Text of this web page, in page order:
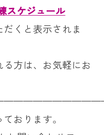
スケジュール
くと表示されま
方は、お気軽にお
おります。